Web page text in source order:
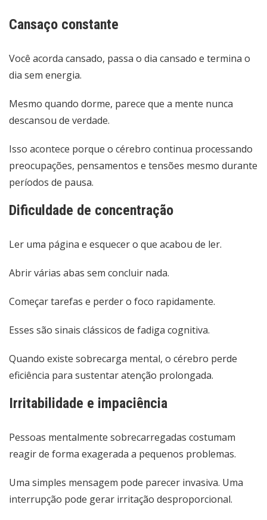
Cansaço constante
Você acorda cansado, passa o dia cansado e termina o
dia sem energia.
Mesmo quando dorme, parece que a mente nunca
descansou de verdade.
Isso acontece porque o cérebro continua processando
preocupações, pensamentos e tensões mesmo durante
períodos de pausa.
Dificuldade de concentração
Ler uma página e esquecer o que acabou de ler.
Abrir várias abas sem concluir nada.
Começar tarefas e perder o foco rapidamente.
Esses são sinais clássicos de fadiga cognitiva.
Quando existe sobrecarga mental, o cérebro perde
eficiência para sustentar atenção prolongada.
Irritabilidade e impaciência
Pessoas mentalmente sobrecarregadas costumam
reagir de forma exagerada a pequenos problemas.
Uma simples mensagem pode parecer invasiva. Uma
interrupção pode gerar irritação desproporcional.